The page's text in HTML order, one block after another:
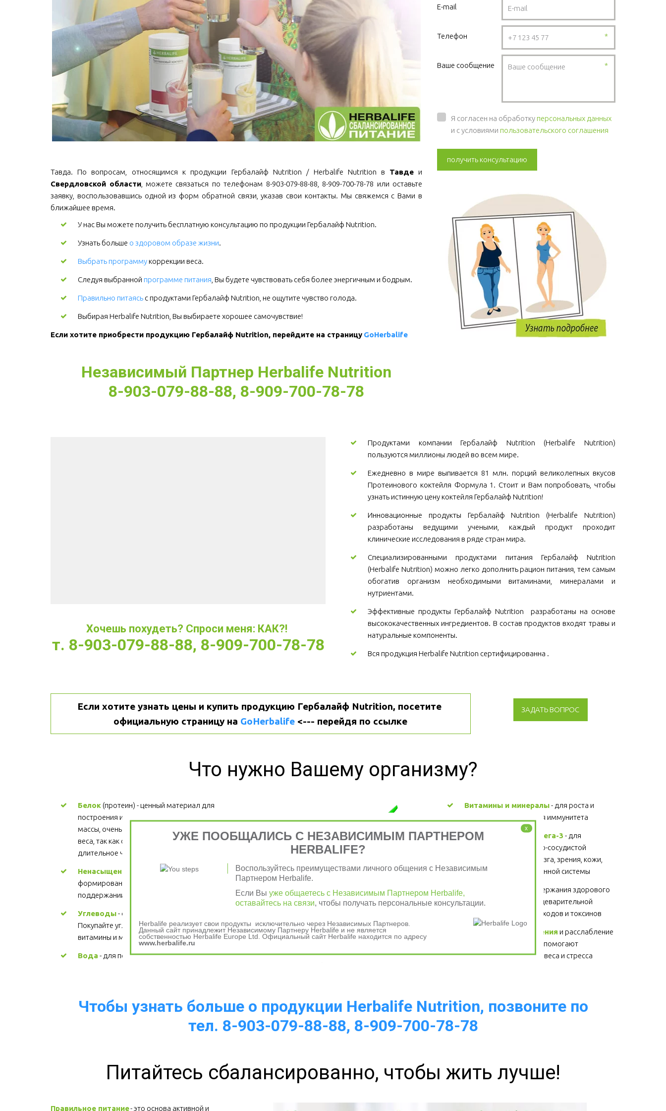
Тавда. По вопросам, относящимся к продукции Гербалайф Nutrition / Herbalife Nutrition в Тавдеи
Свердловской области, можете связаться по телефонам 8-903-079-88-88, 8-909-700-78-78 или оставьте
заявку, воспользовавшись одной из форм обратной связи, указав свои контакты. Мы свяжемся с Вами в
ближайшее время.
У нас Вы можете получить бесплатную консультацию по продукции Гербалайф Nutrition.
Узнать больше о здоровом образе жизни.
Выбрать программукоррекции веса.
Следуя выбранной программе питания , Вы будете чувствовать себя более энергичным и бодрым.
Правильно питаясь с продуктами Гербалайф Nutrition, не ощутите чувство голода.
Выбирая Herbalife Nutrition, Вы выбираете хорошее самочувствие!
Если хотите приобрести продукцию Гербалайф Nutrition, перейдите на страницу GoHerbalife
Независимый Партнер Herbalife Nutrition
8-903-079-88-88, 8-909-700-78-78
E-mail
Телефон *
Ваше сообщение *
Я согласен на обработкуперсональных данных
и с условиями пользовательского соглашения
получить консультацию
Хочешь похудеть? Спроси меня: КАК?!
т. 8-903-079-88-88, 8-909-700-78-78
Продуктами компании Гербалайф Nutrition (Herbalife Nutrition)
пользуются миллионы людей во всем мире.
Ежедневно в мире выпивается 81 млн. порций великолепных вкусов
Протеинового коктейля Формула 1. Стоит и Вам попробовать, чтобы
узнать истинную цену коктейля Гербалайф Nutrition!
Инновационные продукты Гербалайф Nutrition (Herbalife Nutrition)
разработаны ведущими учеными, каждый продукт проходит
клинические исследования в ряде стран мира.
Специализированными продуктами питания Гербалайф Nutrition
(Herbalife Nutrition) можно легко дополнить рацион питания, тем самым
обогатив организм необходимыми витаминами, минералами и
нутриентами.
Эффективные продукты Гербалайф Nutrition разработаны на основе
высококачественных ингредиентов. В состав продуктов входят травы и
натуральные компоненты.
Вся продукция Herbalife Nutrition сертифицированна .
Если хотите узнать цены и купить продукцию Гербалайф Nutrition, посетите
официальную страницу на GoHerbalife <--- перейдя по ссылке
ЗАДАТЬ ВОПРОС
Что нужно Вашему организму?
Белок (протеин) - ценный материал для
построения и поддержания мышечной
массы, очень важен для процесса снижения
веса, так как обеспечивает более
длительное чувство сытости.
Ненасыщенные жиры - участвуют в
формировании структуры каждой клетки,
поддержании здорового сердца. Цена
Углеводы - основной источник энергии.
Покупайте углеводы, содержащие
витамины и минералы.
Вода - для поддержания водного баланса
Витамины и минералы - для роста и
развития, поддержания иммунитета
Жирные кислоты Омега-3 - для
поддержания сердечно-сосудистой
системы, головного мозга, зрения, кожи,
суставов, волос и иммунной системы
- для поддержания здорового
функционирования пищеварительной
системы, выведение отходов и токсинов
Физические упражнения и расслабление
- для здоровья сердца, помогают
избавиться от лишнего веса и стресса
Чтобы узнать больше о продукции Herbalife Nutrition, позвоните по
тел. 8-903-079-88-88, 8-909-700-78-78
Питайтесь сбалансированно, чтобы жить лучше!
Правильное питание - это основа активной и
x
УЖЕ ПООБЩАЛИСЬ С НЕЗАВИСИМЫМ ПАРТНЕРОМ
HERBALIFE?
Воспользуйтесь преимуществами личного общения с Независимым
Партнером Herbalife.
Если Вы уже общаетесь с Независимым Партнером Herbalife,
оставайтесь на связи, чтобы получать персональные консультации.
Herbalife реализует свои продукты исключительно через Независимых Партнеров.
Данный сайт принадлежит Независимому Партнеру Herbalife и не является
собственностью Herbalife Europe Ltd. Официальный сайт Herbalife находится по адресу
www.herbalife.ru